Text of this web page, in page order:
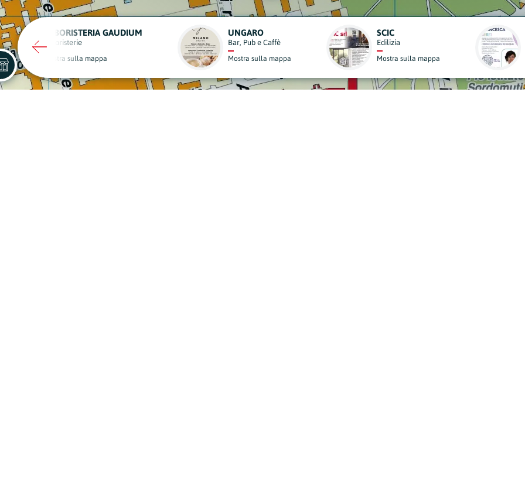
UNGARO
Bar, Pub e Caffè
Mostra sulla mappa
SCIC
Edilizia
Mostra sulla mappa
OSTEOPATA D.O. MSC MROI FRANCESCA BERTI
Medicine Alternative
Mostra sulla mappa